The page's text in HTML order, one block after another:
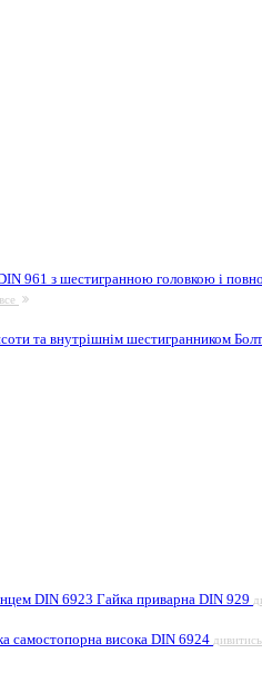
961 з шестигранною головкою і
та внутрішнім шестигранником
DIN 6923 Гайка приварна DIN 929
самостопорна висока DIN 6924